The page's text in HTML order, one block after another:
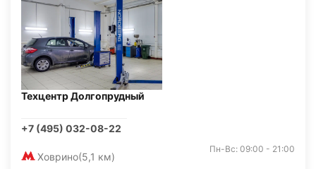
Техцентр Долгопрудный
+7 (495) 032-08-22
Ховрино(5,1 км)
Пн-Вс: 09:00 - 21:00